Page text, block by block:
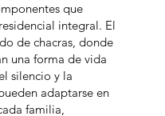
que
integral. El
de chacras, donde
una forma de vida
silencio y la
adaptarse en
familia,